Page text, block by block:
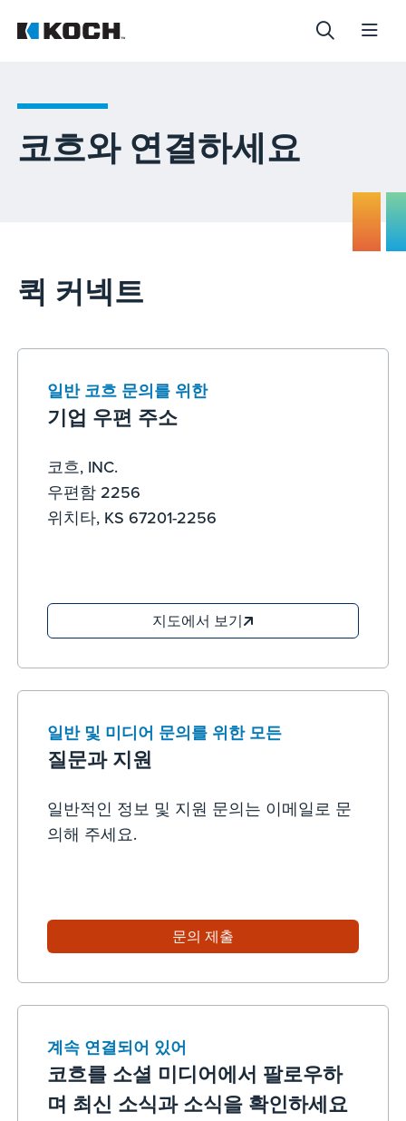
코흐와 연결하세요
퀵 커넥트
일반 코흐 문의를 위한
기업 우편 주소
코흐, INC.
우편함 2256
위치타, KS 67201-2256
지도에서 보기
일반 및 미디어 문의를 위한 모든
질문과 지원
일반적인 정보 및 지원 문의는 이메일로 문
의해 주세요.
문의 제출
계속 연결되어 있어
코흐를 소셜 미디어에서 팔로우하
며 최신 소식과 소식을 확인하세요